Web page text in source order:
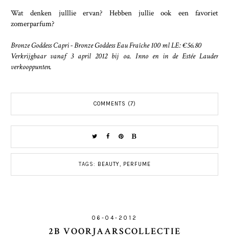
Wat denken julllie ervan? Hebben jullie ook een favoriet
zomerparfum?
Bronze Goddess Capri - Bronze Goddess Eau Fraîche 100 ml LE: €56.80
Verkrijgbaar vanaf 3 april 2012 bij oa. Inno en in de Estée Lauder
verkooppunten.
COMMENTS (7)
TAGS: BEAUTY, PERFUME
06-04-2012
2B VOORJAARSCOLLECTIE